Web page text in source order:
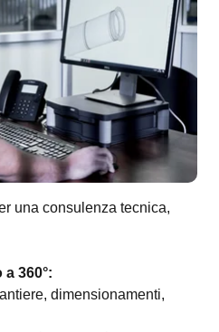
una consulenza tecnica,
360°:
dimensionamenti,